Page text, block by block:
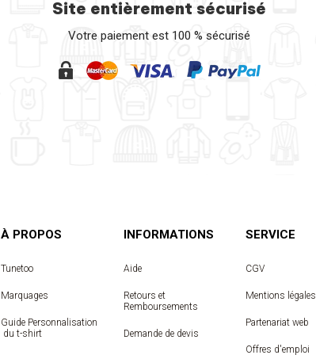
Site entièrement sécurisé
Votre paiement est 100 % sécurisé
À PROPOS
Tunetoo
Marquages
Guide Personnalisation
du t-shirt
INFORMATIONS
Aide
Retours et
Remboursements
Demande de devis
SERVICE
CGV
Mentions légales
Partenariat web
Offres d'emploi